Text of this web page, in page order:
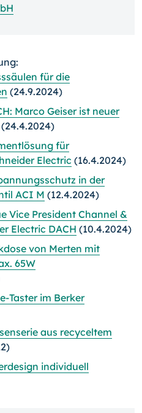
für die
(24.9.2024)
Marco Geiser ist neuer
(24.4.2024)
für
Electric (16.4.2024)
in der
ACI M (12.4.2024)
Vice President Channel &
Electric DACH (10.4.2024)
von Merten mit
65W
Taster im Berker
aus recyceltem
individuell